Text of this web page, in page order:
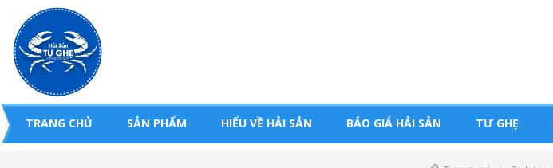
TRANG CHỦ SẢN PHẨM HIỂU VỀ HẢI SẢN BÁO GIÁ HẢI SẢN TƯ GHẸ